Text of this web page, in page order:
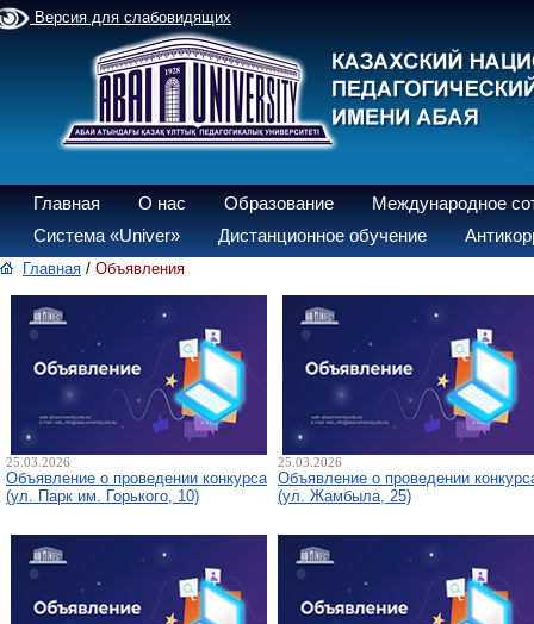
Версия для слабовидящих
Главная О нас Образование
Международное
Система «Univer»
Дистанционное обучение
Главная / Объявления
25.03.2026
Объявление о проведении конкурса
(ул. Парк им. Горького, 10)
25.03.2026
Объявление о проведении
(ул. Жамбыла, 25)